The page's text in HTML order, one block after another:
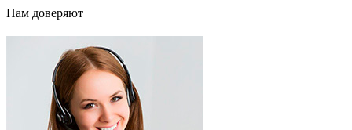
Нам доверяют